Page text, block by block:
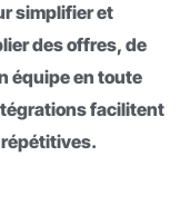
simplifier et
des offres, de
équipe en toute
facilitent
répétitives.